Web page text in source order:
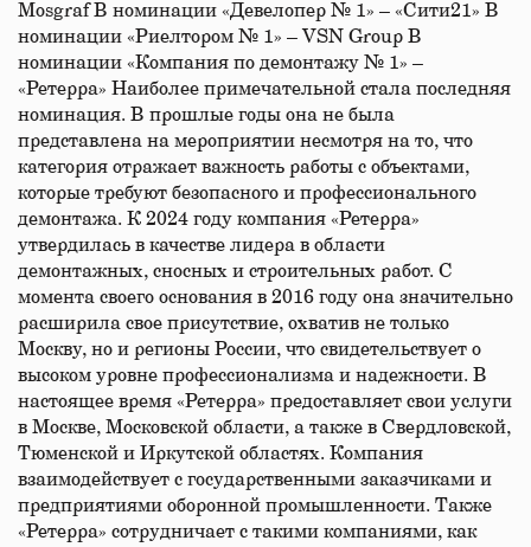
Mosgraf В номинации «Девелопер № 1» – «Сити21» В
номинации «Риелтором № 1» – VSN Group В
номинации «Компания по демонтажу № 1» –
«Ретерра» Наиболее примечательной стала последняя
номинация. В прошлые годы она не была
представлена на мероприятии несмотря на то, что
категория отражает важность работы с объектами,
которые требуют безопасного и профессионального
демонтажа. К 2024 году компания «Ретерра»
утвердилась в качестве лидера в области
демонтажных, сносных и строительных работ. С
момента своего основания в 2016 году она значительно
расширила свое присутствие, охватив не только
Москву, но и регионы России, что свидетельствует о
высоком уровне профессионализма и надежности. В
настоящее время «Ретерра» предоставляет свои услуги
в Москве, Московской области, а также в Свердловской,
Тюменской и Иркутской областях. Компания
взаимодействует с государственными заказчиками и
предприятиями оборонной промышленности. Также
«Ретерра» сотрудничает с такими компаниями, как